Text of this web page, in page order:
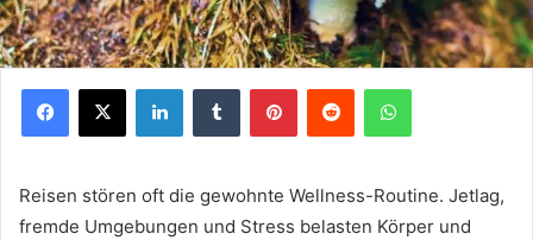
Facebook
X LinkedInTumblr PinterestReddit WhatsApp
Reisen stören oft die gewohnte Wellness-Routine. Jetlag,
fremde Umgebungen und Stress belasten Körper und